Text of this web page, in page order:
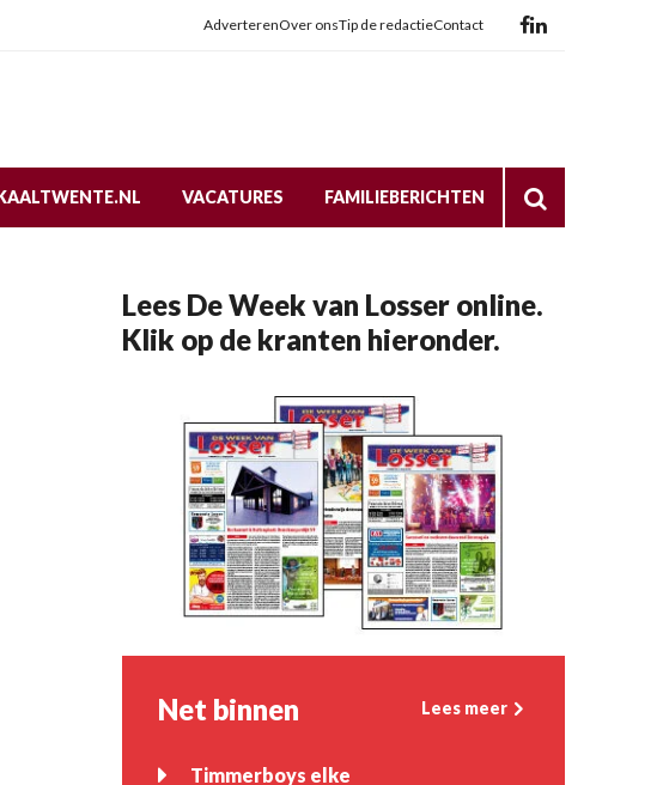
AdverterenOver onsTip de redactieContact
VACATURES FAMILIEBERICHTEN
Lees De Week van Losser online.
Klik op de kranten hieronder.
Net binnen Lees meer
Timmerboys elke